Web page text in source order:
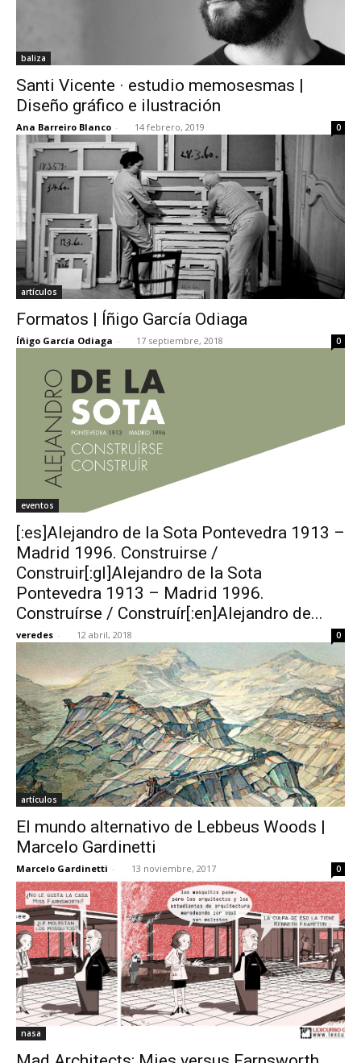
baliza
Santi Vicente · estudio memosesmas |
Diseño gráfico e ilustración
Ana Barreiro Blanco - 14 febrero, 2019 0
artículos
Formatos | Íñigo García Odiaga
Íñigo García Odiaga - 17 septiembre, 2018 0
eventos
[:es]Alejandro de la Sota Pontevedra 1913 –
Madrid 1996. Construirse /
Construir[:gl]Alejandro de la Sota
Pontevedra 1913 – Madrid 1996.
Construírse / Construír[:en]Alejandro de...
veredes - 12 abril, 2018 0
artículos
El mundo alternativo de Lebbeus Woods |
Marcelo Gardinetti
Marcelo Gardinetti - 13 noviembre, 2017 0
nasa